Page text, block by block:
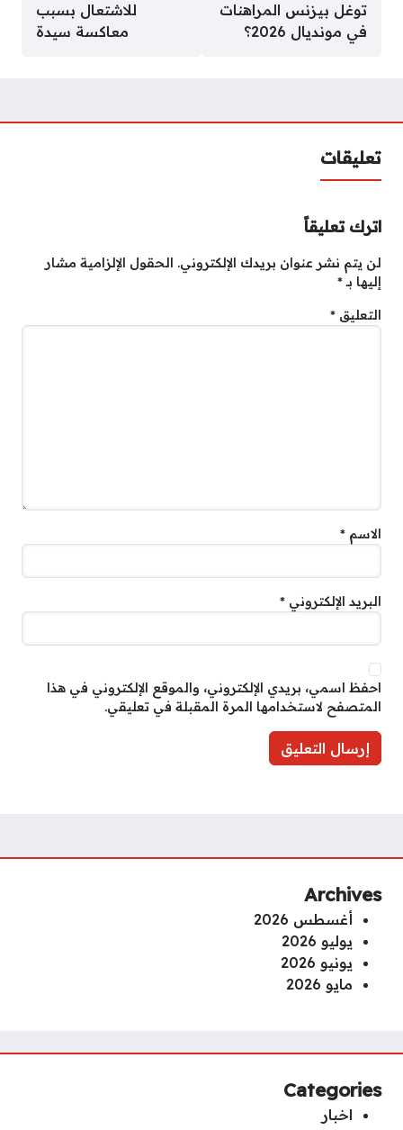
توغل بيزنس المراهنات
في مونديال 2026؟
للاشتعال بسبب
معاكسة سيدة
تعليقات
اترك تعليقاً
لن يتم نشر عنوان بريدك الإلكتروني. الحقول الإلزامية مشار
إليها بـ*
التعليق *
الاسم *
البريد الإلكتروني *
احفظ اسمي، بريدي الإلكتروني، والموقع الإلكتروني في هذا
المتصفح لاستخدامها المرة المقبلة في تعليقي.
Archives
أغسطس 2026
يوليو 2026
يونيو 2026
مايو 2026
Categories
اخبار